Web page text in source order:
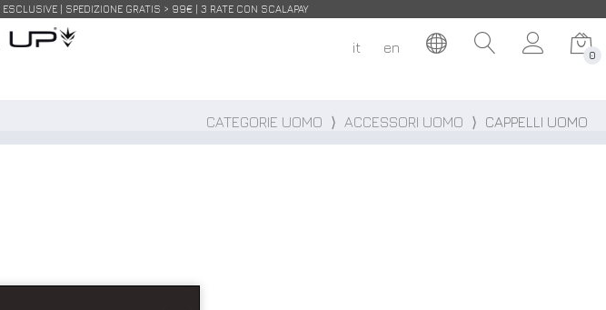
it en 0
| SPEDIZIONE GRATIS > 99€ | 3 RATE CON SCALAPAY
CATEGORIE UOMO ⟩ ACCESSORI UOMO ⟩ CAPPELLI UOMO